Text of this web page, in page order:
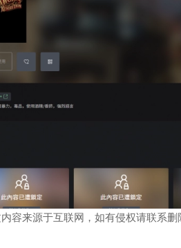
容来源于互联网，如有侵权请联系删